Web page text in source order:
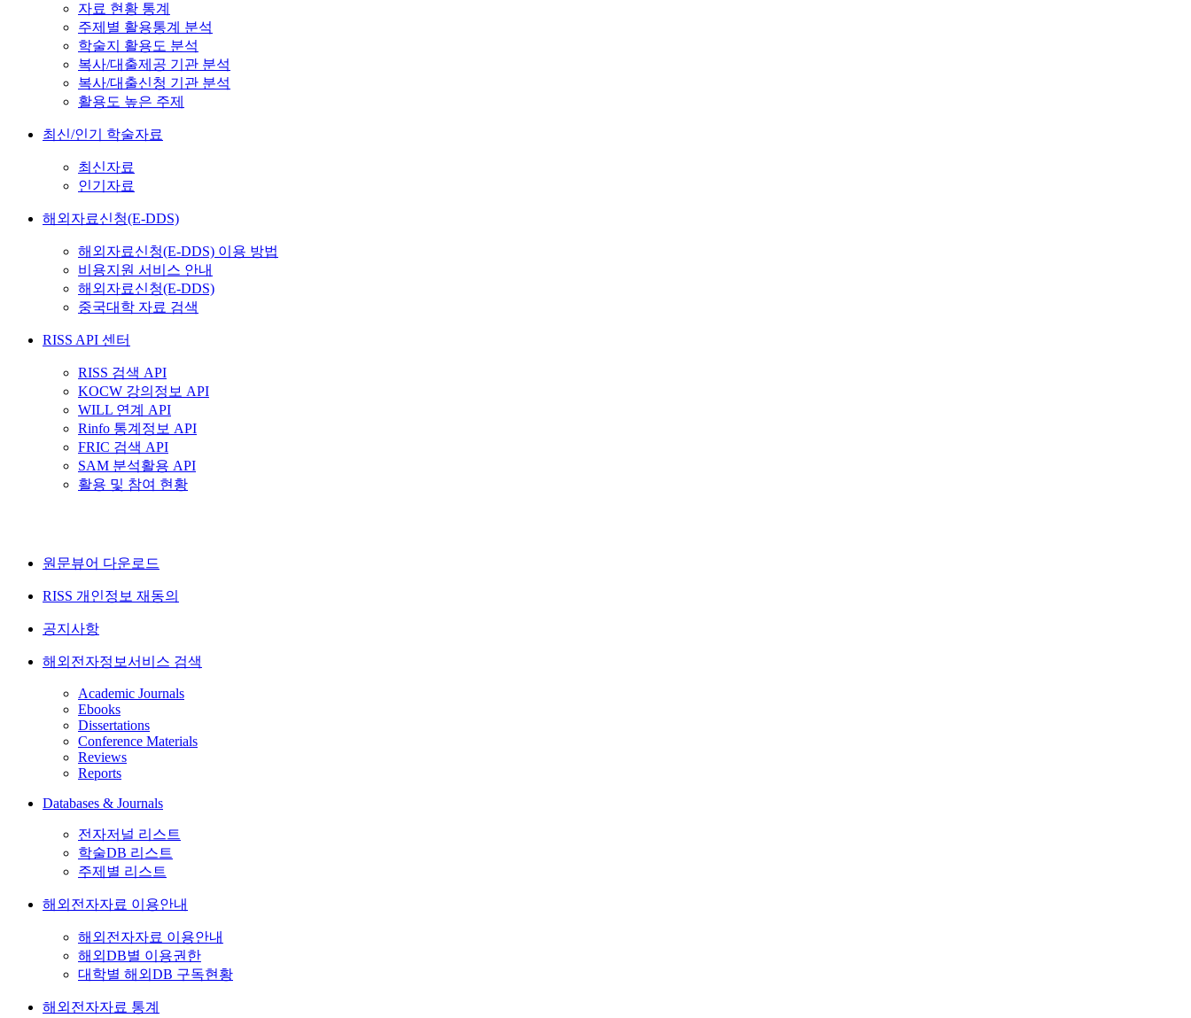
자료 현황 통계
주제별 활용통계 분석
학술지 활용도 분석
복사/대출제공 기관 분석
복사/대출신청 기관 분석
활용도 높은 주제
최신/인기 학술자료
최신자료
인기자료
해외자료신청(E-DDS)
해외자료신청(E-DDS) 이용 방법
비용지원 서비스 안내
해외자료신청(E-DDS)
중국대학 자료 검색
RISS API 센터
RISS 검색 API
KOCW 강의정보 API
WILL 연계 API
Rinfo 통계정보 API
FRIC 검색 API
SAM 분석활용 API
활용 및 참여 현황
원문뷰어 다운로드
RISS 개인정보 재동의
공지사항
해외전자정보서비스 검색
Academic Journals
Ebooks
Dissertations
Conference Materials
Reviews
Reports
Databases & Journals
전자저널 리스트
학술DB 리스트
주제별 리스트
해외전자자료 이용안내
해외전자자료 이용안내
해외DB별 이용권한
대학별 해외DB 구독현황
해외전자자료 통계